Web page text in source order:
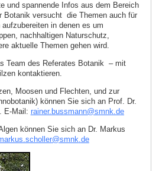
und spannende Infos aus dem Bereich
Botanik versucht die Themen auch für
in denen es um
nachhaltigen Naturschutz,
aktuelle Themen gehen wird.
Team des Referates Botanik – mit
kontaktieren.
Moosen und Flechten, und zur
können Sie sich an Prof. Dr.
E‑Mail: rainer.bussmann@smnk.de
können Sie sich an Dr. Markus
@smnk de